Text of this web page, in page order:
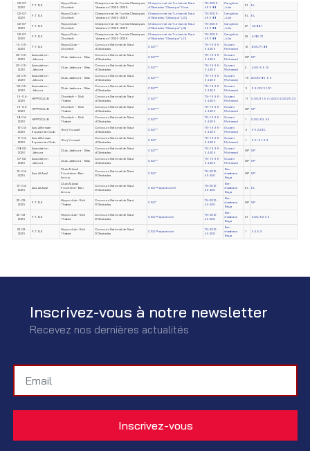
02-07-
2026
F.T.S.E
HippoClub –
Chorfech
Championnat de Tunisie Classiques
"Amateurs" 2025-2026
Championnat de Tunisie de Saut
d'Obstacles "Classique" Final
TN-2006-
46688
Cangelosi
Julia
21 EL
02-07-
2026
F.T.S.E
HippoClub –
Chorfech
Championnat de Tunisie Classiques
"Amateurs" 2025-2026
Championnat de Tunisie de Saut
d'Obstacles "Classique" (J3)
TN-2006-
46688
Cangelosi
Julia
EL EL
02-07-
2026
F.T.S.E
HippoClub –
Chorfech
Championnat de Tunisie Classiques
"Amateurs" 2025-2026
Championnat de Tunisie de Saut
d'Obstacles "Classique" (J2)
TN-2006-
46688
Cangelosi
Julia
27 14/88.1
02-07-
2026
F.T.S.E
HippoClub –
Chorfech
Championnat de Tunisie Classiques
"Amateurs" 2025-2026
Championnat de Tunisie de Saut
d'Obstacles "Classique" (J1)
TN-2006-
46688
Cangelosi
Julia
23 4/85.72
15-05-
2026
F.T.S.E
HippoClub –
Chorfech
Concours National de Saut
d'Obstacles
CSO**
TN-1996-
54409
Guizani
Mohamed
12 8.00/71.88
03-05-
2026
Association
Jafoura
Club Jaafoura - Sfax
Concours National de Saut
d'Obstacles
CSO***
TN-1996-
54409
Guizani
Mohamed
NP NP
03-05-
2026
Association
Jafoura
Club Jaafoura - Sfax
Concours National de Saut
d'Obstacles
CSO**
TN-1996-
54409
Guizani
Mohamed
2 4.00/56.12
02-05-
2026
Association
Jafoura
Club Jaafoura - Sfax
Concours National de Saut
d'Obstacles
CSO***
TN-1996-
54409
Guizani
Mohamed
15 20.00/85.69
02-05-
2026
Association
Jafoura
Club Jaafoura - Sfax
Concours National de Saut
d'Obstacles
CSO**
TN-1996-
54409
Guizani
Mohamed
5 59.00/51.01
19-04-
2026
HIPPOCLUB
Chorfech – Sidi
Thabet
Concours National de Saut
d'Obstacles
CSO**
TN-1996-
54409
Guizani
Mohamed
11 0.00/31.59/4.00/4.00/25.33
19-04-
2026
HIPPOCLUB
Chorfech – Sidi
Thabet
Concours National de Saut
d'Obstacles
CSO***
TN-1996-
54409
Guizani
Mohamed
NP NP
18-04-
2026
HIPPOCLUB
Chorfech – Sidi
Thabet
Concours National de Saut
d'Obstacles
CSO**
TN-1996-
54409
Guizani
Mohamed
1 0.00/63.93
12-04-
2026
Ass. Alforssan
Equestrian Club
Borj Youssef
Concours National de Saut
d'Obstacles
CSO**
TN-1996-
54409
Guizani
Mohamed
6 66.24/EL
11-04-
2026
Ass. Alforssan
Equestrian Club
Borj Youssef
Concours National de Saut
d'Obstacles
CSO*
TN-1996-
54409
Guizani
Mohamed
1 65/51.99
08-02-
2026
Association
Jafoura
Club Jaafoura - Sfax
Concours National de Saut
d'Obstacles
CSO**
TN-1996-
54409
Guizani
Mohamed
NP NP
07-02-
2026
Association
Jafoura
Club Jaafoura - Sfax
Concours National de Saut
d'Obstacles
CSO**
TN-1996-
54409
Guizani
Mohamed
NP NP
13-04-
2025
Ass. Al Assil
Club Al Assil
Fouchéna–Ben
Arous
Concours National de Saut
D'Obstacles
CSO*
TN-2012-
49400
Ben
chaabane
Baya
NP NP
13-04-
2025
Ass. Al Assil
Club Al Assil
Fouchéna–Ben
Arous
Concours National de Saut
D'Obstacles
CSO Préparatoire II
TN-2012-
49400
Ben
chaabane
Baya
EL EL
23-03-
2025
F.T.S.E
Hippo club–Sidi
Thabet
Concours National de Saut
D'Obstacles
CSO*
TN-2012-
49400
Ben
chaabane
Baya
NP NP
23-03-
2025
F.T.S.E
Hippo club–Sidi
Thabet
Concours National de Saut
D'Obstacles
CSO Préparatoire
TN-2012-
49400
Ben
chaabane
Baya
21 4.00/62.94
22-03-
2025
F.T.S.E
Hippo club–Sidi
Thabet
Concours National de Saut
D'Obstacles
CSO Préparatoire
TN-2012-
49400
Ben
chaabane
Baya
1 54.59
Inscrivez-vous à notre newsletter
Recevez nos dernières actualités